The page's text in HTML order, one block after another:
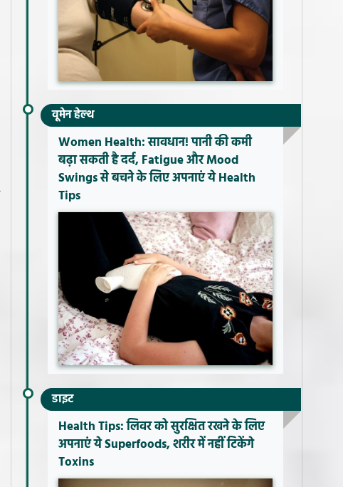
वूमेन हेल्थ
Women Health: सावधान! पानी की कमी
बढ़ा सकती है दर्द, Fatigue और Mood
Swings से बचने के लिए अपनाएं ये Health
Tips
डाइट
Health Tips: लिवर को सुरक्षित रखने के लिए
अपनाएं ये Superfoods, शरीर में नहीं टिकेंगे
Toxins